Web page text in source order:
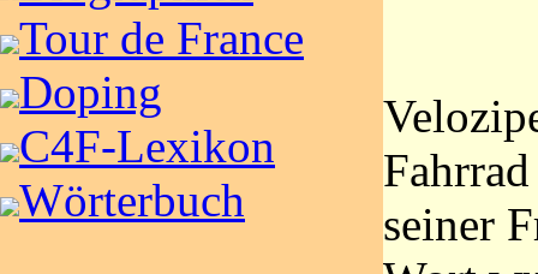
Tour de France
Doping
C4F-Lexikon
Wörterbuch
seiner